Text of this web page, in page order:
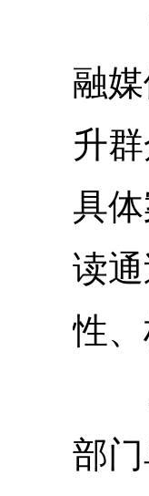
融
升
具
读
性、
部